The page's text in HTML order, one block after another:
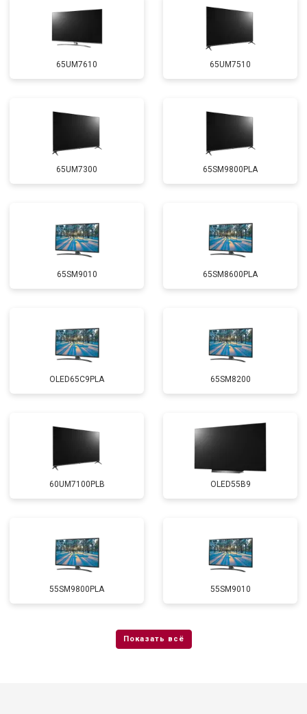
65UM7610 65UM7510
65UM7300 65SM9800PLA
65SM9010 65SM8600PLA
OLED65C9PLA 65SM8200
60UM7100PLB OLED55B9
55SM9800PLA 55SM9010